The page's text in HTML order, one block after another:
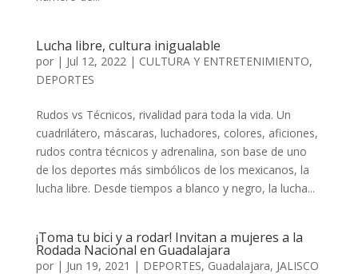
Lucha libre, cultura inigualable
por | Jul 12, 2022| CULTURA Y ENTRETENIMIENTO,
DEPORTES
Rudos vs Técnicos, rivalidad para toda la vida. Un
cuadrilátero, máscaras, luchadores, colores, aficiones,
rudos contra técnicos y adrenalina, son base de uno
de los deportes más simbólicos de los mexicanos, la
lucha libre. Desde tiempos a blanco y negro, la lucha...
¡Toma tu bici y a rodar! Invitan a mujeres a la
Rodada Nacional en Guadalajara
por | Jun 19, 2021 | DEPORTES, Guadalajara, JALISCO